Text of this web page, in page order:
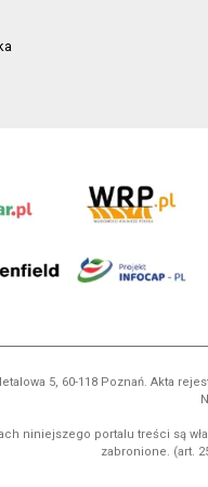
5, 60-118 Poznań. Akta
niniejszego portalu treści są
zabronione. (art.